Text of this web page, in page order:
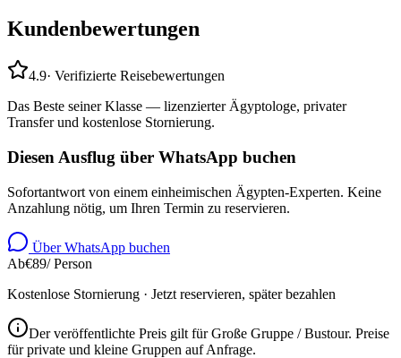
Kundenbewertungen
4.9· Verifizierte Reisebewertungen
Das Beste seiner Klasse — lizenzierter Ägyptologe, privater
Transfer und kostenlose Stornierung.
Diesen Ausflug über WhatsApp buchen
Sofortantwort von einem einheimischen Ägypten-Experten. Keine
Anzahlung nötig, um Ihren Termin zu reservieren.
Über WhatsApp buchen
Ab€89/ Person
Kostenlose Stornierung · Jetzt reservieren, später bezahlen
Der veröffentlichte Preis gilt für Große Gruppe / Bustour. Preise
für private und kleine Gruppen auf Anfrage.